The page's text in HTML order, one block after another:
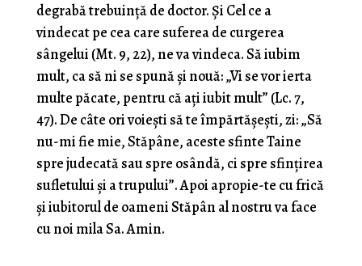
degrabă trebuinţă de doctor. Şi Cel ce a
vindecat pe cea care suferea de curgerea
sângelui (Mt. 9, 22), ne va vindeca. Să iubim
mult, ca să ni se spună şi nouă: „Vi se vor ierta
multe păcate, pentru că aţi iubit mult” (Lc. 7,
47). De câte ori voieşti să te împărtăşeşti, zi: „Să
nu-mi fie mie, Stăpâne, aceste sfinte Taine
spre judecată sau spre osândă, ci spre sfinţirea
sufletului şi a trupului”. Apoi apropie-te cu frică
şi iubitorul de oameni Stăpân al nostru va face
cu noi mila Sa. Amin.